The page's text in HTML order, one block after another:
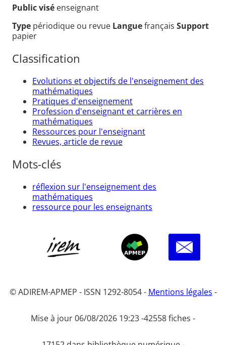
Public visé enseignant
Type périodique ou revue Languefrançais Support
papier
Classification
Evolutions et objectifs de l'enseignement des
mathématiques
Pratiques d'enseignement
Profession d'enseignant et carrières en
mathématiques
Ressources pour l'enseignant
Revues, article de revue
Mots-clés
réflexion sur l'enseignement des
mathématiques
ressource pour les enseignants
© ADIREM-APMEP - ISSN 1292-8054 - Mentions légales -
Mise à jour 06/08/2026 19:23 -42558 fiches -